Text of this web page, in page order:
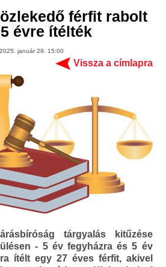
férfit rabolt
évre ítélték
2025. január 29. 15:00
Vissza a címlapra
tárgyalás kitűzése
- 5 év fegyházra és 5 év
ítélt egy 27 éves férfit, akivel